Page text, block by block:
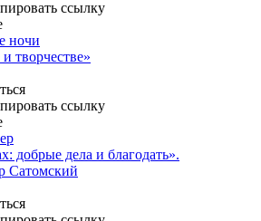
ночи
творчестве»
добрые дела и благодать».
Сатомский